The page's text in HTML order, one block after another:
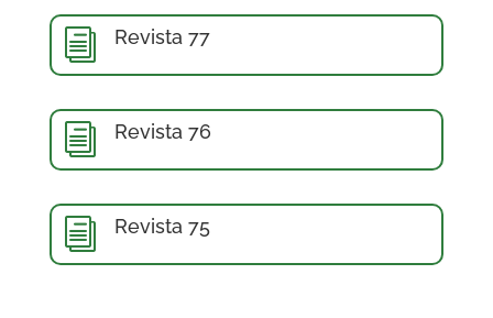
i Revista 77
i Revista 76
i Revista 75